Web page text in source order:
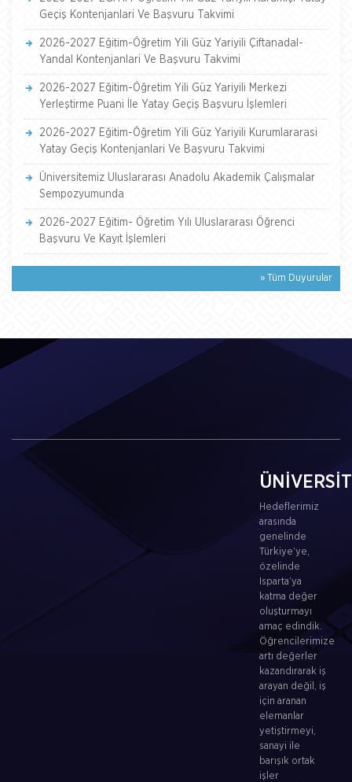
Geçiş Kontenjanlari Ve Başvuru Takvimi
2026-2027 Eğitim-Öğretim Yili Güz Yariyili Çiftanadal-
Yandal Kontenjanlari Ve Başvuru Takvimi
2026-2027 Eğitim-Öğretim Yili Güz Yariyili Merkezi
Yerleştirme Puani İle Yatay Geçiş Başvuru İşlemleri
2026-2027 Eğitim-Öğretim Yili Güz Yariyili Kurumlararasi
Yatay Geçiş Kontenjanlari Ve Başvuru Takvimi
Üniversitemiz Uluslararası Anadolu Akademik Çalışmalar
Sempozyumunda
2026-2027 Eğitim- Öğretim Yılı Uluslararası Öğrenci
Başvuru Ve Kayıt İşlemleri
» Tüm Duyurular
Hedeflerimiz
arasında
genelinde
Türkiye’ye,
özelinde
Isparta’ya
katma değer
oluşturmayı
amaç edindik.
Öğrencilerimize
artı değerler
kazandırarak iş
arayan değil, iş
için aranan
elemanlar
yetiştirmeyi,
sanayi ile
barışık ortak
işler